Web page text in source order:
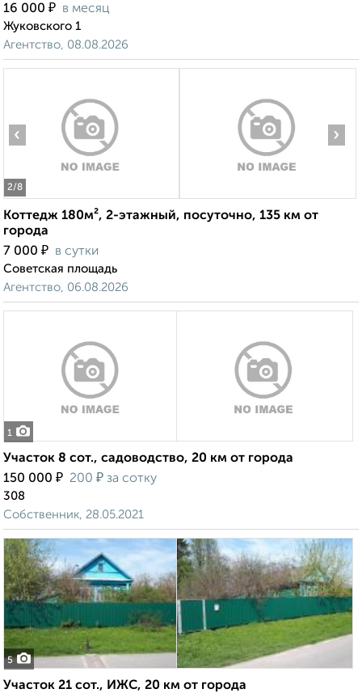
16 000 ₽ в месяц
Жуковского 1
Агентство, 08.08.2026
2/8
‹ ›
Коттедж 180м², 2-этажный, посуточно, 135 км от
города
7 000 ₽ в сутки
Советская площадь
Агентство, 06.08.2026
1
Участок 8 сот., садоводство, 20 км от города
150 000 ₽ 200 ₽ за сотку
308
Собственник, 28.05.2021
5
Участок 21 сот., ИЖС, 20 км от города